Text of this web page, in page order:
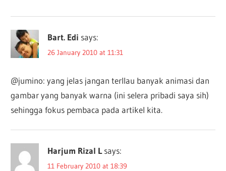
Bart. Edi says:
26 January 2010 at 11:31
@jumino: yang jelas jangan terllau banyak animasi dan
gambar yang banyak warna (ini selera pribadi saya sih)
sehingga fokus pembaca pada artikel kita.
Harjum Rizal L says:
11 February 2010 at 18:39